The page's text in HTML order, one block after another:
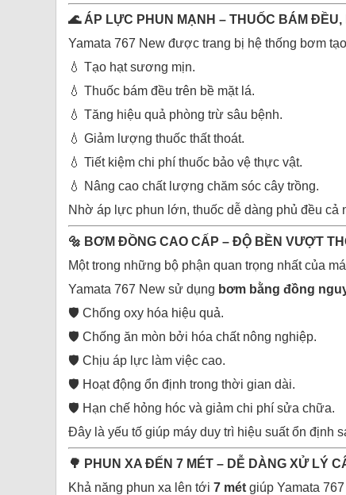
🌊 ÁP LỰC PHUN MẠNH – THUỐC BÁM ĐỀU,
Yamata 767 New được trang bị hệ thống bơm
💧 Tạo hạt sương mịn.
💧 Thuốc bám đều trên bề mặt lá.
💧 Tăng hiệu quả phòng trừ sâu bệnh.
💧 Giảm lượng thuốc thất thoát.
💧 Tiết kiệm chi phí thuốc bảo vệ thực vật.
💧 Nâng cao chất lượng chăm sóc cây trồng.
Nhờ áp lực phun lớn, thuốc dễ dàng phủ đều cả
🔩 BƠM ĐỒNG CAO CẤP – ĐỘ BỀN VƯỢT
Một trong những bộ phận quan trọng nhất của
Yamata 767 New sử dụng bơm bằng đồng
🛡️ Chống oxy hóa hiệu quả.
🛡️ Chống ăn mòn bởi hóa chất nông nghiệp.
🛡️ Chịu áp lực làm việc cao.
🛡️ Hoạt động ổn định trong thời gian dài.
🛡️ Hạn chế hỏng hóc và giảm chi phí sửa chữa.
Đây là yếu tố giúp máy duy trì hiệu suất ổn định
🌳 PHUN XA ĐẾN 7 MÉT – DỄ DÀNG XỬ LÝ
Khả năng phun xa lên tới 7 mét giúp Yamata